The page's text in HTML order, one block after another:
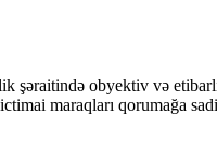
şəraitində obyektiv və
maraqları qorumağa